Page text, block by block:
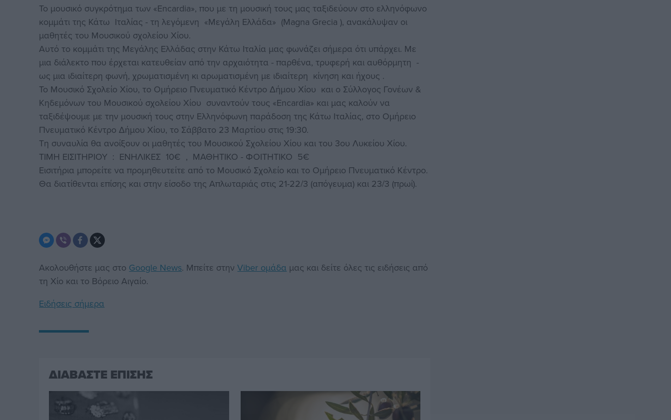
Το μουσικό συγκρότημα των «Εncardia», που με τη μουσική τους μας ταξιδεύουν στο ελληνόφωνο
κομμάτι της Κάτω Ιταλίας - τη λεγόμενη «Μεγάλη Ελλάδα» (Magna Grecia ), ανακάλυψαν οι
μαθητές του Μουσικού σχολείου Χίου.
Αυτό το κομμάτι της Μεγάλης Ελλάδας στην Κάτω Ιταλία μας φωνάζει σήμερα ότι υπάρχει. Με
μια διάλεκτο που έρχεται κατευθείαν από την αρχαιότητα - παρθένα, τρυφερή και αυθόρμητη -
ως μια ιδιαίτερη φωνή, χρωματισμένη κι αρωματισμένη με ιδιαίτερη κίνηση και ήχους .
Το Μουσικό Σχολείο Χίου, το Ομήρειο Πνευματικό Κέντρο Δήμου Χίου και ο Σύλλογος Γονέων &
Κηδεμόνων του Μουσικού σχολείου Χίου συναντούν τους «Εncardia» και μας καλούν να
ταξιδέψουμε με την μουσική τους στην Ελληνόφωνη παράδοση της Κάτω Ιταλίας, στο Ομήρειο
Πνευματικό Κέντρο Δήμου Χίου, το Σάββατο 23 Μαρτίου στις 19:30.
Τη συναυλία θα ανοίξουν οι μαθητές του Μουσικού Σχολείου Χίου και του 3ου Λυκείου Χίου.
ΤΙΜΗ ΕΙΣΙΤΗΡΙΟΥ : ΕΝΗΛΙΚΕΣ 10€ , ΜΑΘΗΤΙΚΟ - ΦΟΙΤΗΤΙΚΟ 5€
Εισιτήρια μπορείτε να προμηθευτείτε από το Μουσικό Σχολείο και το Ομήρειο Πνευματικό Κέντρο.
Θα διατίθενται επίσης και στην είσοδο της Απλωταριάς στις 21-22/3 (απόγευμα) και 23/3 (πρωί).
Ακολουθήστε μας στο Google News. Μπείτε στηνViber ομάδα μας και δείτε όλες τις ειδήσεις από
τη Χίο και το Βόρειο Αιγαίο.
Ειδήσεις σήμερα
ΔΙΑΒΑΣΤΕ ΕΠΙΣΗΣ